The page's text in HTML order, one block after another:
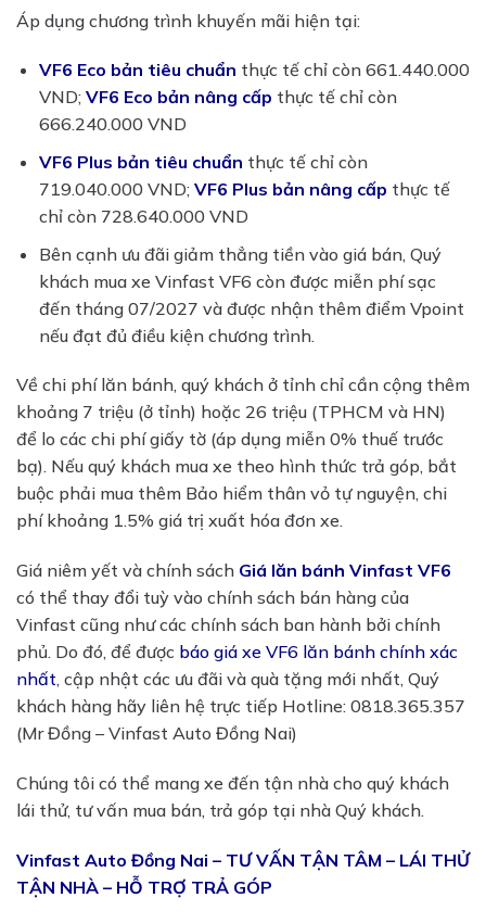
Áp dụng chương trình khuyến mãi hiện tại:
VF6 Eco bản tiêu chuẩn thực tế chỉ còn 661.440.000
VND; VF6 Eco bản nâng cấp thực tế chỉ còn
666.240.000 VND
VF6 Plus bản tiêu chuẩn thực tế chỉ còn
719.040.000 VND; VF6 Plus bản nâng cấp thực tế
chỉ còn 728.640.000 VND
Bên cạnh ưu đãi giảm thẳng tiền vào giá bán, Quý
khách mua xe Vinfast VF6 còn được miễn phí sạc
đến tháng 07/2027 và được nhận thêm điểm Vpoint
nếu đạt đủ điều kiện chương trình.
Về chi phí lăn bánh, quý khách ở tỉnh chỉ cần cộng thêm
khoảng 7 triệu (ở tỉnh) hoặc 26 triệu (TPHCM và HN)
để lo các chi phí giấy tờ (áp dụng miễn 0% thuế trước
bạ). Nếu quý khách mua xe theo hình thức trả góp, bắt
buộc phải mua thêm Bảo hiểm thân vỏ tự nguyện, chi
phí khoảng 1.5% giá trị xuất hóa đơn xe.
Giá niêm yết và chính sách Giá lăn bánh Vinfast VF6
có thể thay đổi tuỳ vào chính sách bán hàng của
Vinfast cũng như các chính sách ban hành bởi chính
phủ. Do đó, để được báo giá xe VF6 lăn bánh chính xác
nhất, cập nhật các ưu đãi và quà tặng mới nhất, Quý
khách hàng hãy liên hệ trực tiếp Hotline: 0818.365.357
(Mr Đồng – Vinfast Auto Đồng Nai)
Chúng tôi có thể mang xe đến tận nhà cho quý khách
lái thử, tư vấn mua bán, trả góp tại nhà Quý khách.
Vinfast Auto Đồng Nai – TƯ VẤN TẬN TÂM – LÁI THỬ
TẬN NHÀ – HỖ TRỢ TRẢ GÓP